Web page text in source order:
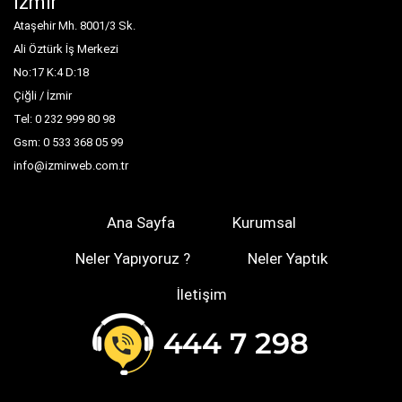
Ataşehir Mh. 8001/3 Sk.
Ali Öztürk İş Merkezi
No:17 K:4 D:18
Çiğli / İzmir
Tel: 0 232 999 80 98
Gsm: 0 533 368 05 99
info@izmirweb.com.tr
Ana Sayfa
Kurumsal
Neler Yapıyoruz ?
Neler Yaptık
İletişim